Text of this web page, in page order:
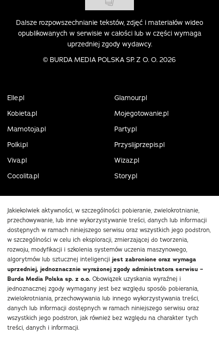
Dalsze rozpowszechnianie tekstów, zdjęć i materiałów wideo
opublikowanych w serwisie w całości lub w części wymaga
uprzedniej zgody wydawcy.
© BURDA MEDIA POLSKA SP. Z O. O. 2026
Elle.pl
Glamour.pl
Kobieta.pl
Mojegotowanie.pl
Mamotoja.pl
Party.pl
Polki.pl
Przyslijprzepis.pl
Viva.pl
Wizaz.pl
Cocolita.pl
Story.pl
Jakiekolwiek aktywności, w szczególności: pobieranie, zwielokrotnianie,
przechowywanie, lub inne wykorzystywanie treści, danych lub informacji
dostępnych w ramach niniejszego serwisu oraz wszystkich jego podstron,
w szczególności w celu ich eksploracji, zmierzającej do tworzenia,
rozwoju, modyfikacji i szkolenia systemów uczenia maszynowego,
algorytmów lub sztucznej inteligencji jest zabronione oraz wymaga
uprzedniej, jednoznacznie wyrażonej zgody administratora serwisu –
Burda Media Polska sp. z o.o. Obowiązek uzyskania wyraźnej i
jednoznacznej zgody wymagany jest bez względu sposób pobierania,
zwielokrotniania, przechowywania lub innego wykorzystywania treści,
danych lub informacji dostępnych w ramach niniejszego serwisu oraz
wszystkich jego podstron, jak również bez względu na charakter tych
treści, danych i informacji.